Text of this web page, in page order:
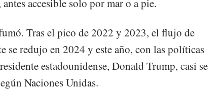
accesible solo por mar o a pie.
Tras el pico de 2022 y 2023, el flujo de
se redujo en 2024 y este año, con las políticas
estadounidense, Donald Trump, casi se
Naciones Unidas.